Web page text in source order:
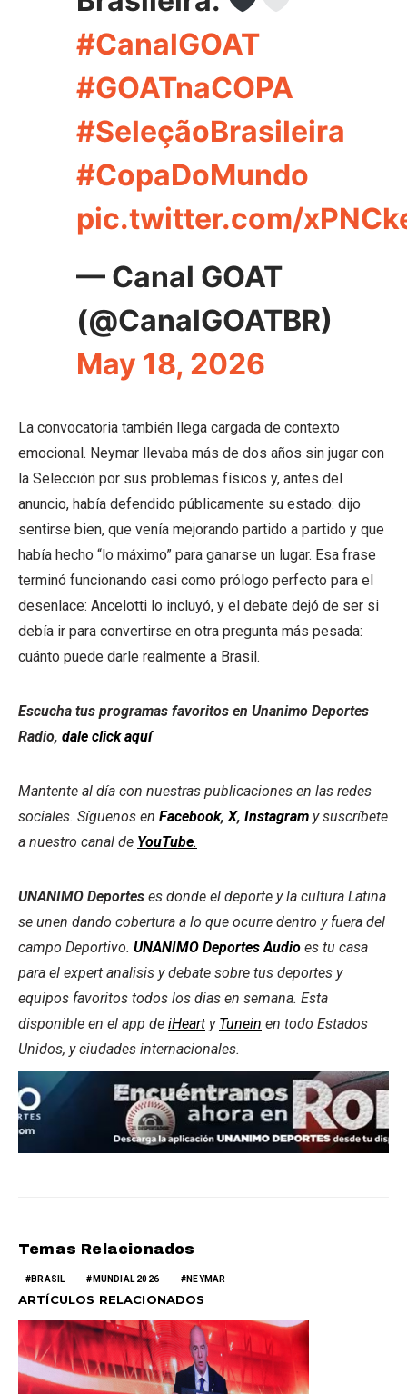
#CanalGOAT
#GOATnaCOPA
#SeleçãoBrasileira
#CopaDoMundo
pic.twitter.com/
— Canal GOAT
(@CanalGOATBR)
May 18, 2026
La convocatoria también llega cargada de contexto
emocional. Neymar llevaba más de dos años sin jugar con
la Selección por sus problemas físicos y, antes del
anuncio, había defendido públicamente su estado: dijo
sentirse bien, que venía mejorando partido a partido y que
había hecho “lo máximo” para ganarse un lugar. Esa frase
terminó funcionando casi como prólogo perfecto para el
desenlace: Ancelotti lo incluyó, y el debate dejó de ser si
debía ir para convertirse en otra pregunta más pesada:
cuánto puede darle realmente a Brasil.
Escucha tus programas favoritos en Unanimo Deportes
Radio, dale click aquí
Mantente al día con nuestras publicaciones en las redes
sociales. Síguenos en Facebook,X, Instagram y suscríbete
a nuestro canal de YouTube.
UNANIMO Deportes es donde el deporte y la cultura Latina
se unen dando cobertura a lo que ocurre dentro y fuera del
campo Deportivo. UNANIMO Deportes Audio es tu casa
para el expert analisis y debate sobre tus deportes y
equipos favoritos todos los dias en semana. Esta
disponible en el app de iHeart y Tunein en todo Estados
Unidos, y ciudades internacionales.
Temas Relacionados
BRASIL MUNDIAL 2026 NEYMAR
ARTÍCULOS RELACIONADOS